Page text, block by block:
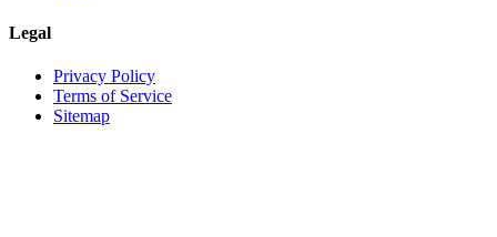
Legal
Privacy Policy
Terms of Service
Sitemap